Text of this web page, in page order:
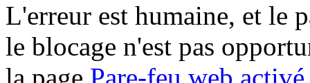
L'erreur est humaine, et le
le blocage n'est pas